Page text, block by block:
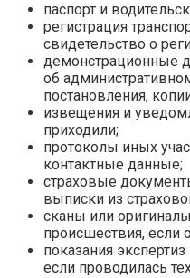
паспорт и
регистрация
свидетельство о
демонстрационные
об
постановления,
извещения и
приходили;
протоколы иных
контактные данные;
страховые
выписки из
сканы или
происшествия, если
показания
если проводилась